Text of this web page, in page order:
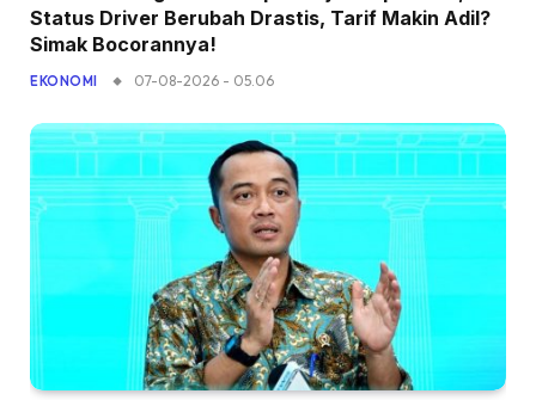
Status Driver Berubah Drastis, Tarif Makin Adil?
Simak Bocorannya!
EKONOMI 07-08-2026 - 05.06